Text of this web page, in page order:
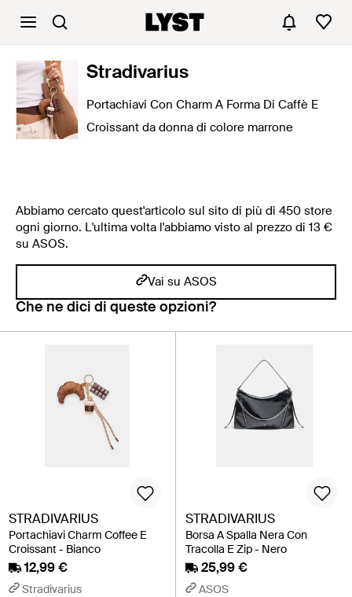
Stradivarius
Portachiavi Con Charm A Forma Di Caffè E
Croissant da donna di colore marrone
Abbiamo cercato quest'articolo sul sito di più di 450 store
ogni giorno. L'ultima volta l'abbiamo visto al prezzo di 13 €
su ASOS.
Vai su ASOS
Che ne dici di queste opzioni?
STRADIVARIUS
Portachiavi Charm Coffee E
Croissant - Bianco
12,99 €
Stradivarius
STRADIVARIUS
Borsa A Spalla Nera Con
Tracolla E Zip - Nero
25,99 €
ASOS